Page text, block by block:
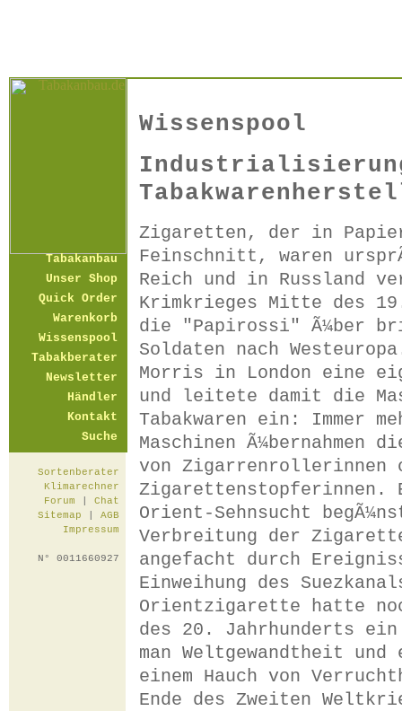
Tabakanbau
Unser Shop
Quick Order
Warenkorb
Wissenspool
Tabakberater
Newsletter
Händler
Kontakt
Suche
Sortenberater
Klimarechner
Forum
Chat
Sitemap
AGB
Impressum
N° 0011660927
Wissenspool
Zigaretten, der in
Feinschnitt, waren
Reich und in Russland
Krimkrieges Mitte des
die "Papirossi" Ã¼ber
Soldaten nach
Morris in London eine
und leitete damit die
Tabakwaren ein: Immer
Maschinen Ã¼bernahmen
von Zigarrenrollerinnen
Zigarettenstopferinnen.
Orient-Sehnsucht
Verbreitung der
angefacht durch
Einweihung des
Orientzigarette hatte
des 20. Jahrhunderts
man Weltgewandtheit
einem Hauch von
Ende des Zweiten